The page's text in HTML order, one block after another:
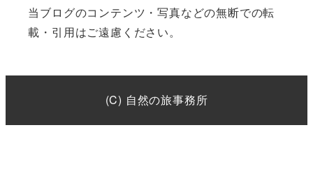
当ブログのコンテンツ・写真などの無断での転
載・引用はご遠慮ください。
(C) 自然の旅事務所